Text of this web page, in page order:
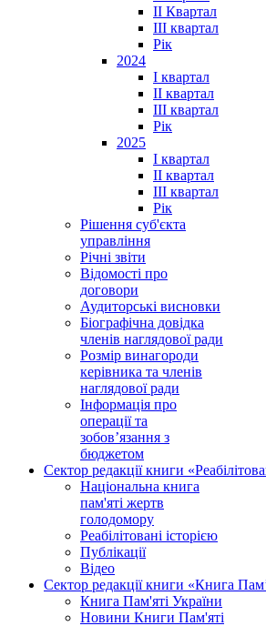
ІІ Квартал
III квартал
Рік
2024
I квартал
II квартал
III квартал
Рік
2025
I квартал
II квартал
III квартал
Рік
Рішення суб'єкта
управління
Річні звіти
Відомості про
договори
Аудиторські висновки
Біографічна довідка
членів наглядової ради
Розмір винагороди
керівника та членів
наглядової ради
Інформація про
операції та
зобов’язання з
бюджетом
Сектор редакції книги
Національна книга
пам'яті жертв
голодомору
Реабілітовані історією
Публікації
Відео
Сектор редакції книги «Книга
Книга Пам'яті України
Новини Книги Пам'яті